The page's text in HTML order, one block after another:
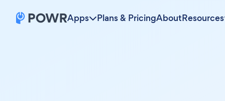
Apps Plans & PricingAboutResources